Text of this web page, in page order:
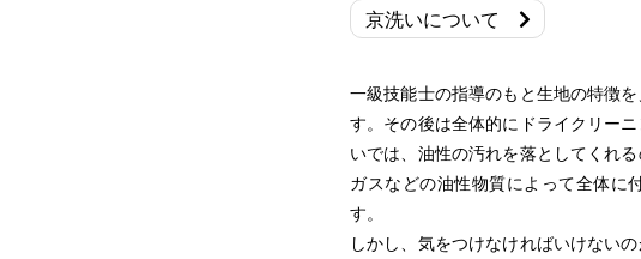
京洗いについて
一級技能士の指導のもと生地の特徴
す。その後は全体的にドライクリー
いでは、油性の汚れを落としてくれ
ガスなどの油性物質によって全体に
す。
しかし、気をつけなければいけない